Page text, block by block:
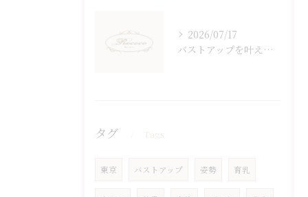
2026/07/17
バストアップを叶えるボトムス選びと体型を活かす着こなし術
タグ Tags
東京 バストアップ 姿勢 育乳